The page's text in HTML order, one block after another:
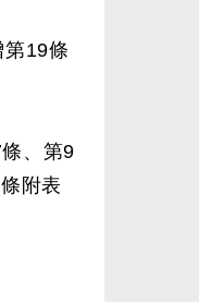
19條
、第9
附表